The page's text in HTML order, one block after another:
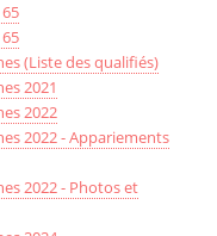
(Liste des qualifiés)
2021
2022
2022 - Appariements
2022 - Photos et